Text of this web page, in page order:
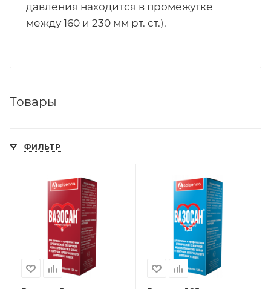
давления находится в промежутке
между 160 и 230 мм рт. ст.).
Товары
ФИЛЬТР